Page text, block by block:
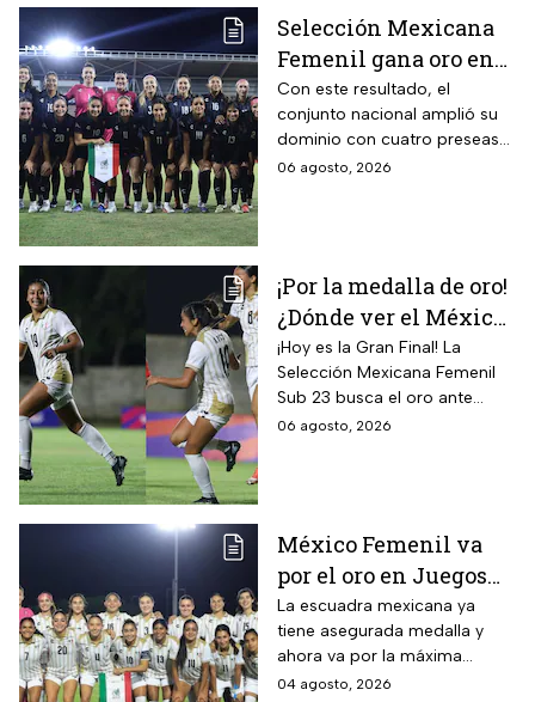
Selección Mexicana
Femenil gana oro en
Juegos
Centroamericanos; el
camino de México a la
gloria
Con este resultado, el
conjunto nacional amplió su
dominio con cuatro preseas
doradas de forma
06 agosto, 2026
¡Por la medalla de oro!
¿Dónde ver el México
vs Colombia Femenil?
Así puedes seguir la
Gran Final EN VIVO
¡Hoy es la Gran Final! La
Selección Mexicana Femenil
Sub 23 busca el oro ante
Colombia en los Juegos
06 agosto, 2026
México Femenil va
por el oro en Juegos
Centroamericanos; ya
conoce a su rival
La escuadra mexicana ya
tiene asegurada medalla y
ahora va por la máxima
presea en los Juegos
04 agosto, 2026